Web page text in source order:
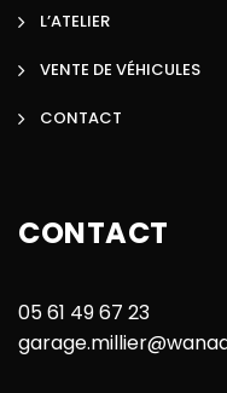
L’ATELIER
VENTE DE VÉHICULES
CONTACT
CONTACT
05 61 49 67 23